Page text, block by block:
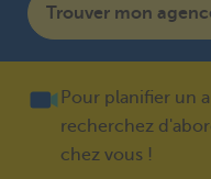
Trouver mon
Pour planifier un
recherchez
chez vous !